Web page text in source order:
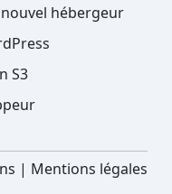
hébergeur
S3
Mentions légales